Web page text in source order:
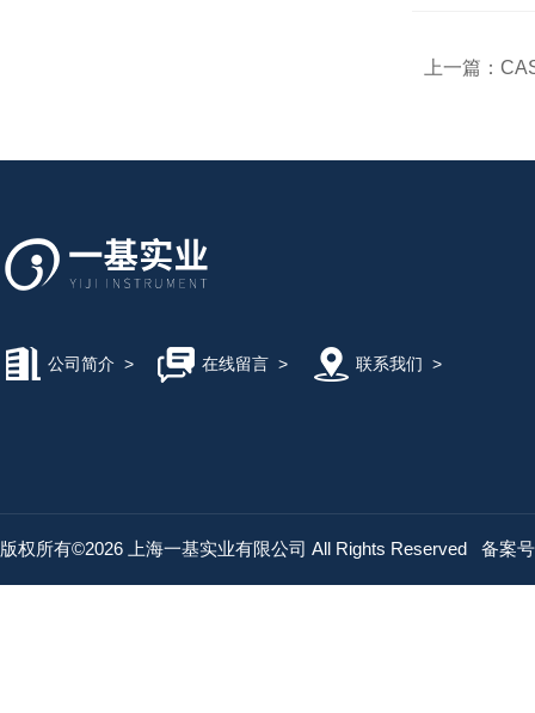
上一篇：
公司简介 > 在线留言> 联系我们 >
版权所有©2026 上海一基实业有限公司 All Rights Reserved 备案